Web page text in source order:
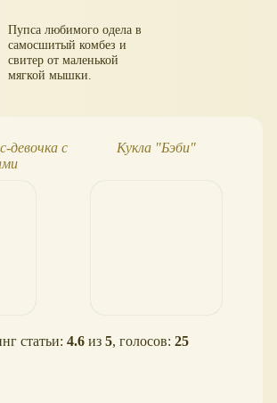
Пупса любимого одела в
самосшитый комбез и
свитер от маленькой
мягкой мышки.
девочка с
Кукла "Бэби"
статьи: 4.6 из 5, голосов: 25